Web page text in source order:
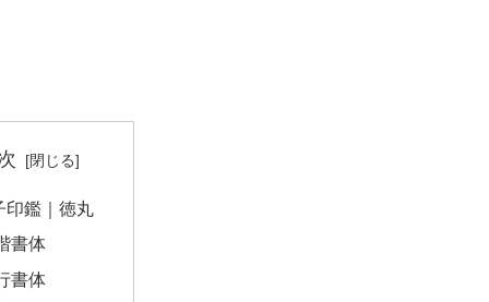
印鑑｜徳丸
書体
書体